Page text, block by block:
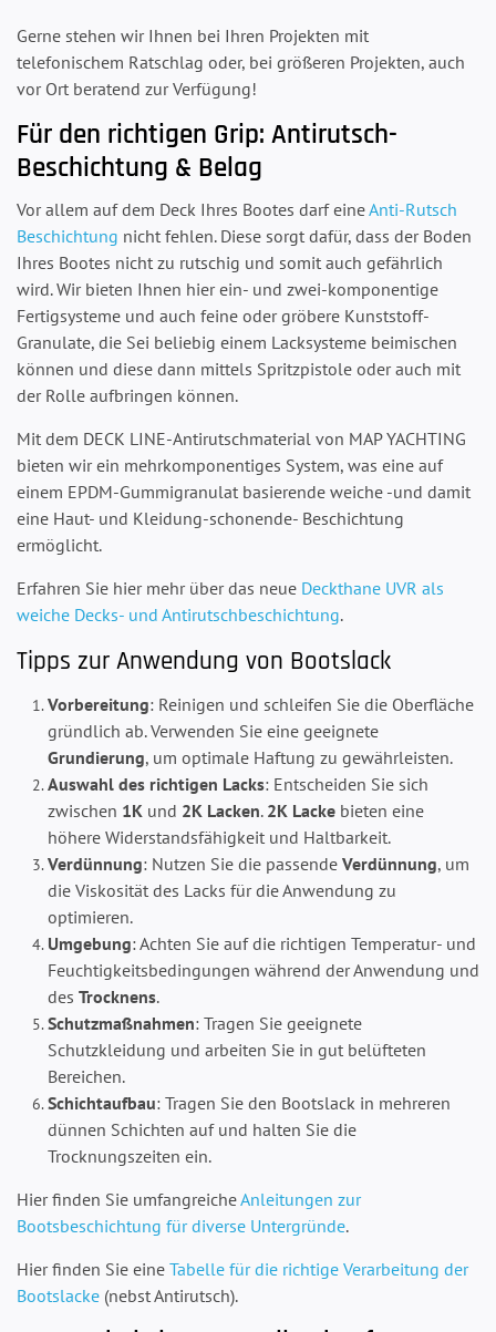
Gerne stehen wir Ihnen bei Ihren Projekten mit
telefonischem Ratschlag oder, bei größeren Projekten, auch
vor Ort beratend zur Verfügung!
Für den richtigen Grip: Antirutsch-
Beschichtung & Belag
Vor allem auf dem Deck Ihres Bootes darf eineAnti-Rutsch
Beschichtung nicht fehlen. Diese sorgt dafür, dass der Boden
Ihres Bootes nicht zu rutschig und somit auch gefährlich
wird. Wir bieten Ihnen hier ein- und zwei-komponentige
Fertigsysteme und auch feine oder gröbere Kunststoff-
Granulate, die Sei beliebig einem Lacksysteme beimischen
können und diese dann mittels Spritzpistole oder auch mit
der Rolle aufbringen können.
Mit dem DECK LINE-Antirutschmaterial von MAP YACHTING
bieten wir ein mehrkomponentiges System, was eine auf
einem EPDM-Gummigranulat basierende weiche -und damit
eine Haut- und Kleidung-schonende- Beschichtung
ermöglicht.
Erfahren Sie hier mehr über das neue Deckthane UVR als
weiche Decks- und Antirutschbeschichtung.
Tipps zur Anwendung von Bootslack
Vorbereitung: Reinigen und schleifen Sie die Oberfläche
gründlich ab. Verwenden Sie eine geeignete
Grundierung, um optimale Haftung zu gewährleisten.
Auswahl des richtigen Lacks: Entscheiden Sie sich
zwischen 1K und 2K Lacken. 2K Lacke bieten eine
höhere Widerstandsfähigkeit und Haltbarkeit.
Verdünnung: Nutzen Sie die passende Verdünnung, um
die Viskosität des Lacks für die Anwendung zu
optimieren.
Umgebung: Achten Sie auf die richtigen Temperatur- und
Feuchtigkeitsbedingungen während der Anwendung und
des Trocknens.
Schutzmaßnahmen: Tragen Sie geeignete
Schutzkleidung und arbeiten Sie in gut belüfteten
Bereichen.
Schichtaufbau: Tragen Sie den Bootslack in mehreren
dünnen Schichten auf und halten Sie die
Trocknungszeiten ein.
Hier finden Sie umfangreicheAnleitungen zur
Bootsbeschichtung für diverse Untergründe.
Hier finden Sie eine Tabelle für die richtige Verarbeitung der
Bootslacke (nebst Antirutsch).